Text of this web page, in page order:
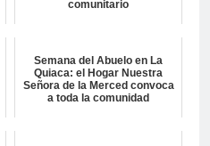
comunitario
Semana del Abuelo en La
Quiaca: el Hogar Nuestra
Señora de la Merced convoca
a toda la comunidad